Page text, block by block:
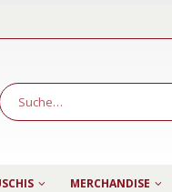
MERCHANDISE